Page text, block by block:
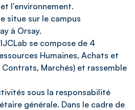
l'environnement.
situe sur le campus
à Orsay.
se compose de 4
Humaines, Achats et
Marchés) et rassemble
sous la responsabilité
générale. Dans le cadre de